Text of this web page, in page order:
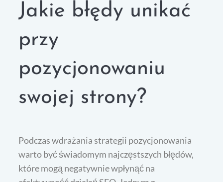
Jakie błędy unikać
przy
pozycjonowaniu
swojej strony?
Podczas wdrażania strategii pozycjonowania
warto być świadomym najczęstszych błędów,
które mogą negatywnie wpłynąć na